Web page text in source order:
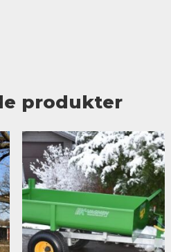
produkter